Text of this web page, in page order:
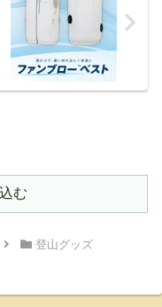
む
登山グッズ